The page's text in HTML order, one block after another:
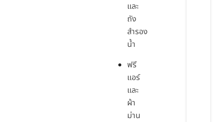
และ
ถัง
สำรอง
น้ำ
ฟรี
แอร์
และ
ผ้า
ม่าน